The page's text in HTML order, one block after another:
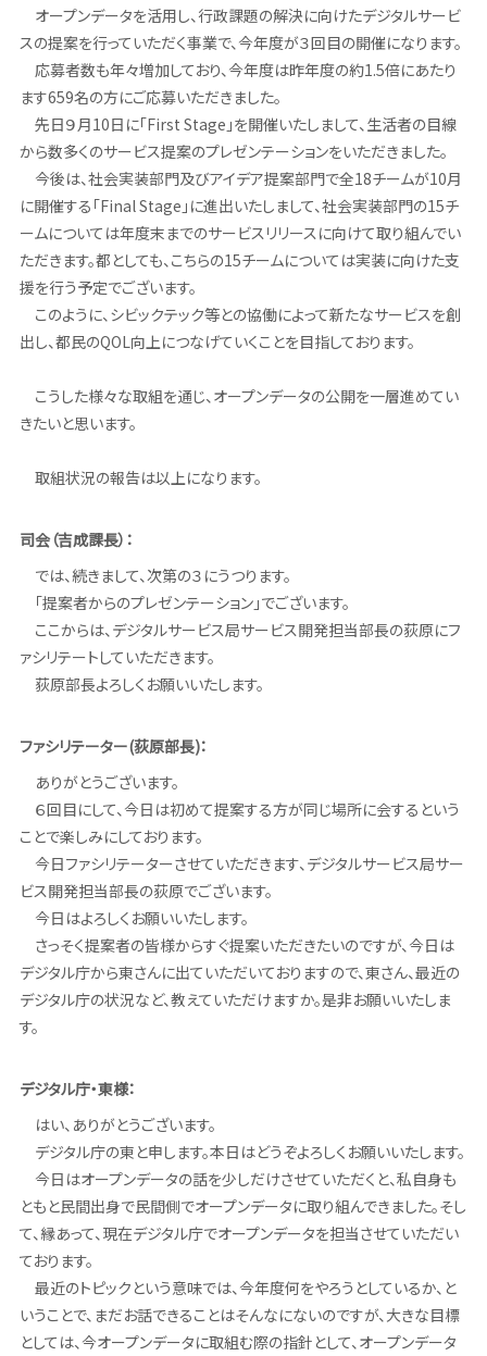
オープンデータを活用し、行政課題の解決に向けたデジタルサービ
スの提案を行っていただく事業で、今年度が３回目の開催になります。
応募者数も年々増加しており、今年度は昨年度の約1.5倍にあたり
ます659名の方にご応募いただきました。
先日９月10日に「First Stage」を開催いたしまして、生活者の目線
から数多くのサービス提案のプレゼンテーションをいただきました。
今後は、社会実装部門及びアイデア提案部門で全18チームが10月
に開催する「Final Stage」に進出いたしまして、社会実装部門の15チ
ームについては年度末までのサービスリリースに向けて取り組んでい
ただきます。都としても、こちらの15チームについては実装に向けた支
援を行う予定でございます。
このように、シビックテック等との協働によって新たなサービスを創
出し、都民のQOL向上につなげていくことを目指しております。
こうした様々な取組を通じ、オープンデータの公開を一層進めてい
きたいと思います。
取組状況の報告は以上になります。
司会（吉成課長）：
では、続きまして、次第の３にうつります。
「提案者からのプレゼンテーション」でございます。
ここからは、デジタルサービス局サービス開発担当部長の荻原にフ
ァシリテートしていただきます。
荻原部長よろしくお願いいたします。
ファシリテーター(荻原部長)：
ありがとうございます。
６回目にして、今日は初めて提案する方が同じ場所に会するという
ことで楽しみにしております。
今日ファシリテーターさせていただきます、デジタルサービス局サー
ビス開発担当部長の荻原でございます。
今日はよろしくお願いいたします。
さっそく提案者の皆様からすぐ提案いただきたいのですが、今日は
デジタル庁から東さんに出ていただいておりますので、東さん、最近の
デジタル庁の状況など、教えていただけますか。是非お願いいたしま
す。
デジタル庁・東様：
はい、ありがとうございます。
デジタル庁の東と申します。本日はどうぞよろしくお願いいたします。
今日はオープンデータの話を少しだけさせていただくと、私自身も
ともと民間出身で民間側でオープンデータに取り組んできました。そし
て、縁あって、現在デジタル庁でオープンデータを担当させていただい
ております。
最近のトピックという意味では、今年度何をやろうとしているか、と
いうことで、まだお話できることはそんなにないのですが、大きな目標
としては、今オープンデータに取組む際の指針として、オープンデータ